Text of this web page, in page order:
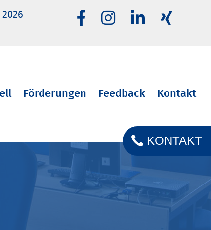
Förderungen Feedback Kontakt
KONTAKT